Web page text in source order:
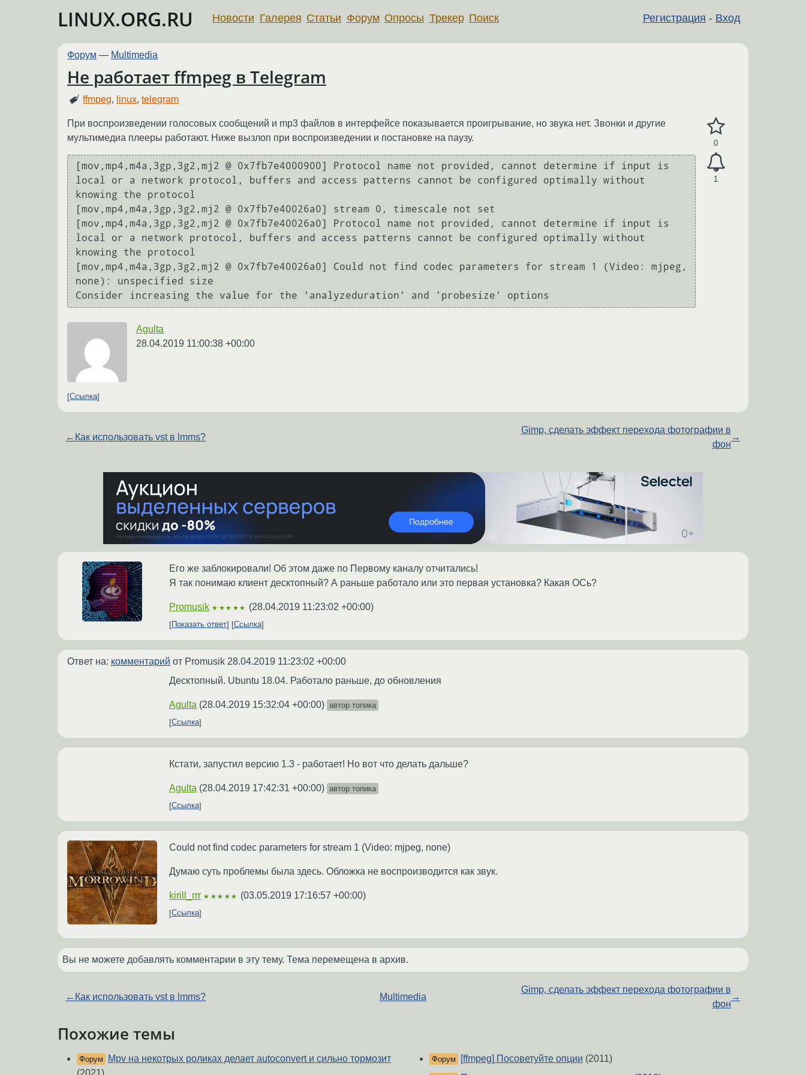
LINUX.ORG.RU Регистрация - Вход
Новости Галерея Статьи Форум Опросы Трекер Поиск
Форум — Multimedia
Не работает ffmpeg в Telegram
ffmpeg, linux,telegram
0
1
При воспроизведении голосовых сообщений и mp3 файлов в интерфейсе показывается проигрывание, но звука нет. Звонки и другие
мультимедиа плееры работают. Ниже вызлоп при воспроизведении и постановке на паузу.
[mov,mp4,m4a,3gp,3g2,mj2 @ 0x7fb7e4000900] Protocol name not provided, cannot determine if input is
local or a network protocol, buffers and access patterns cannot be configured optimally without
knowing the protocol
[mov,mp4,m4a,3gp,3g2,mj2 @ 0x7fb7e40026a0] stream 0, timescale not set
[mov,mp4,m4a,3gp,3g2,mj2 @ 0x7fb7e40026a0] Protocol name not provided, cannot determine if input is
local or a network protocol, buffers and access patterns cannot be configured optimally without
knowing the protocol
[mov,mp4,m4a,3gp,3g2,mj2 @ 0x7fb7e40026a0] Could not find codec parameters for stream 1 (Video: mjpeg,
none): unspecified size
Consider increasing the value for the 'analyzeduration' and 'probesize' options
Agulta
28.04.2019 11:00:38 +00:00
Ссылка
← Как использовать vst в lmms?
Gimp, сделать эффект перехода фотографии в
фон
→
Его же заблокировали! Об этом даже по Первому каналу отчитались!
Я так понимаю клиент десктопный? А раньше работало или это первая установка? Какая ОСь?
Promusik ★★★★★ (28.04.2019 11:23:02 +00:00)
Показать ответ Ссылка
Ответ на: комментарий от Promusik 28.04.2019 11:23:02 +00:00
Десктопный. Ubuntu 18.04. Работало раньше, до обновления
Agulta (28.04.2019 15:32:04 +00:00) автор топика
Ссылка
Кстати, запустил версию 1.3 - работает! Но вот что делать дальше?
Agulta (28.04.2019 17:42:31 +00:00) автор топика
Ссылка
Could not find codec parameters for stream 1 (Video: mjpeg, none)
Думаю суть проблемы была здесь. Обложка не воспроизводится как звук.
kirill_rrr ★★★★★ (03.05.2019 17:16:57 +00:00)
Ссылка
Вы не можете добавлять комментарии в эту тему. Тема перемещена в архив.
← Как использовать vst в lmms? Multimedia
Gimp, сделать эффект перехода фотографии в
фон
→
Похожие темы
Форум
Mpv на некотрых роликах делает autoconvert и сильно тормозит
Форум [ffmpeg] Посоветуйте опции (2011)